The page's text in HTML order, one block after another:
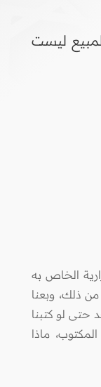
ليست
الخاص به
من ذلك، وبعنا
حتى لو كتبنا
ماذا